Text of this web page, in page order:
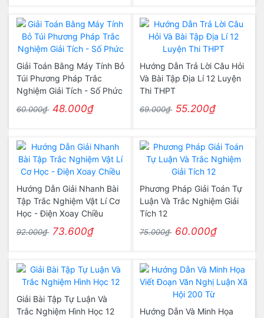
Giải Toán Bằng Máy Tính Bỏ
Túi Phương Pháp Trắc
Nghiệm Giải Tích - Số Phức
60.000₫ 48.000₫
Hướng Dẫn Trả Lời Câu Hỏi
Và Bài Tập Địa Lí 12 Luyện
Thi THPT
69.000₫ 55.200₫
Hướng Dẫn Giải Nhanh Bài
Tập Trắc Nghiệm Vật Lí Cơ
Học - Điện Xoay Chiều
92.000₫ 73.600₫
Phương Pháp Giải Toán Tự
Luận Và Trắc Nghiệm Giải
Tích 12
75.000₫ 60.000₫
Giải Bài Tập Tự Luận Và
Trắc Nghiệm Hình Học 12
Hướng Dẫn Và Minh Họa